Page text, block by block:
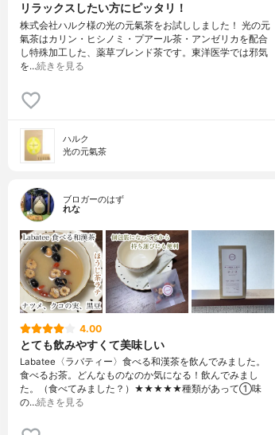
リラックスしたい方にピッタリ！
株式会社ハルク様の光の元氣茶をお試ししました！ 光の元
氣茶はカリン・ヒシノミ・プアール茶・アンゼリカを配合
し特殊加工した、薬草ブレンド茶です。東洋医学では邪気
を…続きを見る
ハルク
光の元氣茶
ブロガーのはず
れな
4.00
とても飲みやすくて美味しい
Labatee〈ラバティー〉食べる和漢茶を飲んでみました。
食べるお茶。どんなものなのか気になる！飲んでみまし
た。（食べてみました？）★★★★★種類があって①味
の…続きを見る